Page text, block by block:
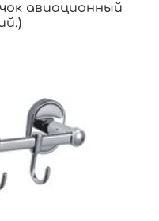
авиационный